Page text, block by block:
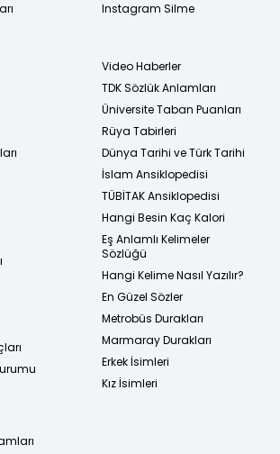
Instagram Silme
Video Haberler
TDK Sözlük Anlamları
Üniversite Taban Puanları
Rüya Tabirleri
Dünya Tarihi ve Türk Tarihi
İslam Ansiklopedisi
TÜBİTAK Ansiklopedisi
Hangi Besin Kaç Kalori
Eş Anlamlı Kelimeler
Sözlüğü
Hangi Kelime Nasıl Yazılır?
En Güzel Sözler
Metrobüs Durakları
Marmaray Durakları
Erkek İsimleri
Kız İsimleri